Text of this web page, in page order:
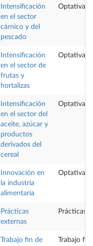
Intensificación
en el sector
cárnico y del
pescado
Optativa
Intensificación
en el sector de
frutas y
hortalizas
Optativa
Intensificación
en el sector del
aceite, azúcar y
productos
derivados del
cereal
Optativa
Innovación en
la industria
alimentaria
Optativa
Prácticas
externas
Prácticas
Trabajo fin de
Trabajo